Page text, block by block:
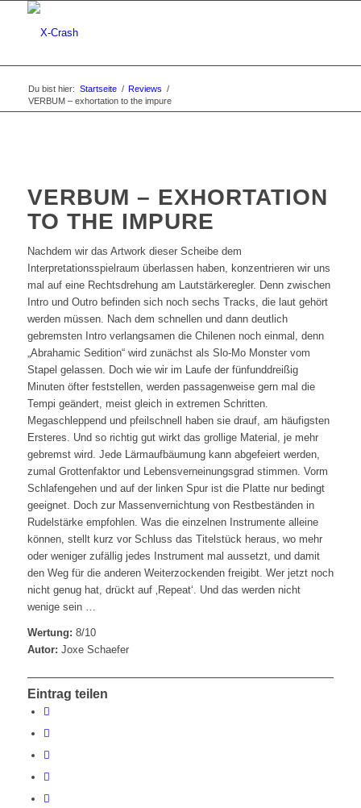
Du bist hier: Startseite / Reviews /
VERBUM – exhortation to the impure
VERBUM – EXHORTATION
TO THE IMPURE
Nachdem wir das Artwork dieser Scheibe dem
Interpretationsspielraum überlassen haben, konzentrieren wir uns
mal auf eine Rechtsdrehung am Lautstärkeregler. Denn zwischen
Intro und Outro befinden sich noch sechs Tracks, die laut gehört
werden müssen. Nach dem schnellen und dann deutlich
gebremsten Intro verlangsamen die Chilenen noch einmal, denn
„Abrahamic Sedition“ wird zunächst als Slo-Mo Monster vom
Stapel gelassen. Doch wie wir im Laufe der fünfunddreißig
Minuten öfter feststellen, werden passagenweise gern mal die
Tempi geändert, meist gleich in extremen Schritten.
Megaschleppend und pfeilschnell haben sie drauf, am häufigsten
Ersteres. Und so richtig gut wirkt das grollige Material, je mehr
gebremst wird. Jede Lärmaufbäumung kann abgefeiert werden,
zumal Grottenfaktor und Lebensverneinungsgrad stimmen. Vorm
Schlafengehen und auf der linken Spur ist die Platte nur bedingt
geeignet. Doch zur Massenvernichtung von Restbeständen in
Rudelstärke empfohlen. Was die einzelnen Instrumente alleine
können, stellt kurz vor Schluss das Titelstück heraus, wo mehr
oder weniger zufällig jedes Instrument mal aussetzt, und damit
den Weg für die anderen Weiterzockenden freigibt. Wer jetzt noch
nicht genug hat, drückt auf ‚Repeat‘. Und das werden nicht
wenige sein …
Wertung: 8/10
Autor: Joxe Schaefer
Eintrag teilen